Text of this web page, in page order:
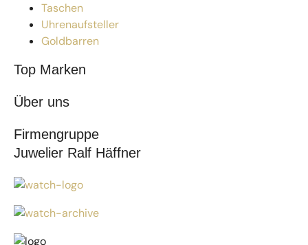
Taschen
Uhrenaufsteller
Goldbarren
Top Marken
Über uns
Firmengruppe
Juwelier Ralf Häffner